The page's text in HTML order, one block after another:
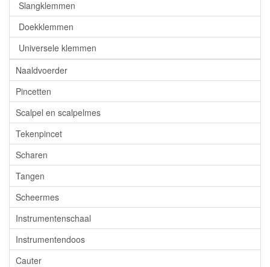
Slangklemmen
Doekklemmen
Universele klemmen
Naaldvoerder
Pincetten
Scalpel en scalpelmes
Tekenpincet
Scharen
Tangen
Scheermes
Instrumentenschaal
Instrumentendoos
Cauter